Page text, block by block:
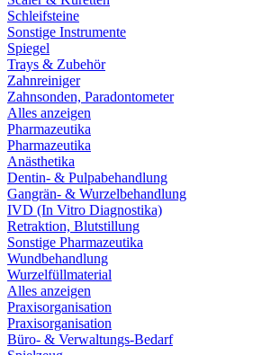
Schleifsteine
Sonstige Instrumente
Spiegel
Trays & Zubehör
Zahnreiniger
Zahnsonden, Paradontometer
Alles anzeigen
Pharmazeutika
Pharmazeutika
Anästhetika
Dentin- & Pulpabehandlung
Gangrän- & Wurzelbehandlung
IVD (In Vitro Diagnostika)
Retraktion, Blutstillung
Sonstige Pharmazeutika
Wundbehandlung
Wurzelfüllmaterial
Alles anzeigen
Praxisorganisation
Praxisorganisation
Büro- & Verwaltungs-Bedarf